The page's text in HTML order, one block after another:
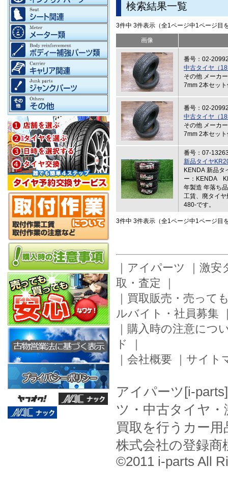
検索結果一覧
3件中 3件表示（全1ページ中1ページ目
画像
番号：02-
中古タイヤ（
その他 メーカ
7mm 2本セッ
番号：02-
中古タイヤ（
その他 メーカ
7mm 2本セッ
番号：07-
新品タイヤ
KENDA 新品タ
ー：KENDA
年製造 年落ち
工賃、廃タイ
480-です。
3件中 3件表示（全1ページ中1ページ目
｜ アイパーツ ｜ 激安
取・査定 ｜
｜ 買取販売・売って
ルバイト・社員募集
｜ 購入時の注意につ
ド
｜
｜ 会社概要 ｜ サイト
アイパーツ[i-
ツ・中古タイヤ
買取を行うカー
株式会社の登録商
©2011 i-parts All